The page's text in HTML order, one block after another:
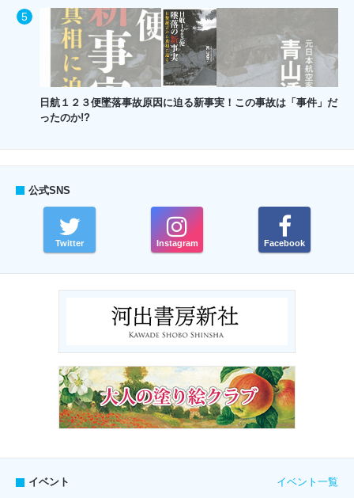
日航１２３便墜落事故原因に迫る新事実！この事故は「事件」だ
ったのか!?
公式SNS
Twitter Instagram Facebook
イベント イベント一覧